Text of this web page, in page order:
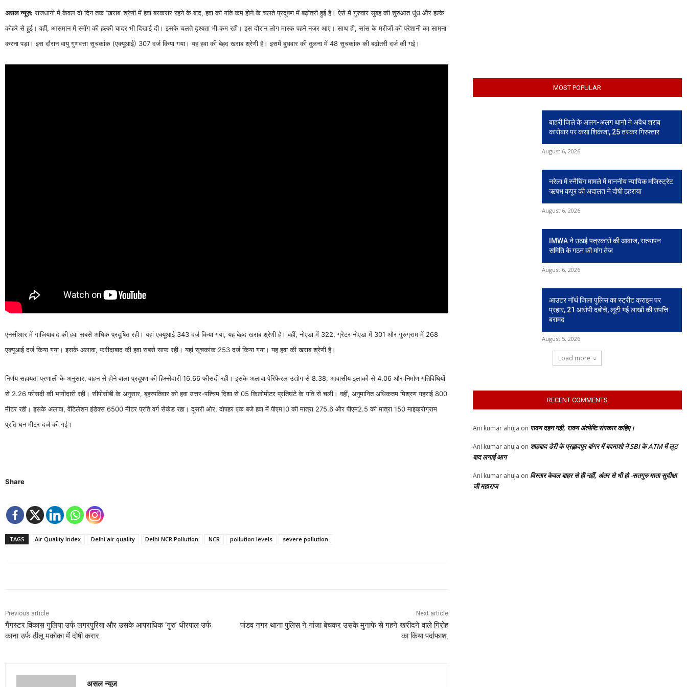
असल न्यूज़: राजधानी में केवल दो दिन तक ‘खराब’ श्रेणी में हवा बरकरार रहने के बाद, हवा की गति कम होने के चलते प्रदूषण में बढ़ोतरी हुई है। ऐसे में गुरुवार सुबह की शुरुआत धुंध और हल्के
कोहरे से हुई। वहीं, आसमान में स्मॉग की हल्की चादर भी दिखाई दी। इसके चलते दृश्यता भी कम रही। इस दौरान लोग मास्क पहने नजर आए। साथ ही, सांस के मरीजों को परेशानी का सामना
करना पड़ा। इस दौरान वायु गुणवत्ता सूचकांक (एक्यूआई) 307 दर्ज किया गया। यह हवा की बेहद खराब श्रेणी है। इसमें बुधवार की तुलना में 48 सूचकांक की बढ़ोतरी दर्ज की गई।
एनसीआर में गाजियाबाद की हवा सबसे अधिक प्रदूषित रही। यहां एक्यूआई 343 दर्ज किया गया, यह बेहद खराब श्रेणी है। वहीं, नोएडा में 322, ग्रेटर नोएडा में 301 और गुरुग्राम में 268
एक्यूआई दर्ज किया गया। इसके अलावा, फरीदाबाद की हवा सबसे साफ रही। यहां सूचकांक 253 दर्ज किया गया। यह हवा की खराब श्रेणी है।
निर्णय सहायता प्रणाली के अनुसार, वाहन से होने वाला प्रदूषण की हिस्सेदारी 16.66 फीसदी रही। इसके अलावा पेरिफेरल उद्योग से 8.38, आवासीय इलाकों से 4.06 और निर्माण गतिविधियों
से 2.26 फीसदी की भागीदारी रही। सीपीसीबी के अनुसार, बृहस्पतिवार को हवा उत्तर-पश्चिम दिशा से 05 किलोमीटर प्रतिघंटे के गति से चली। वहीं, अनुमानित अधिकतम मिश्रण गहराई 800
मीटर रही। इसके अलावा, वेंटिलेशन इंडेक्स 6500 मीटर प्रति वर्ग सेकंड रहा। दूसरी ओर, दोपहर एक बजे हवा में पीएम10 की मात्रा 275.6 और पीएम2.5 की मात्रा 150 माइक्रोग्राम
प्रति घन मीटर दर्ज की गई।
Share
TAGS Air Quality Index Delhi air quality Delhi NCR Pollution NCR pollution levels severe pollution
Previous article
गैंगस्टर विकास गुलिया उर्फ लगरपुरिया और उसके आपराधिक ‘गुरु’ धीरपाल उर्फ
काना उर्फ ढीलू मकोका में दोषी करार.
Next article
पांडव नगर थाना पुलिस ने गांजा बेचकर उसके मुनाफे से गहने खरीदने वाले गिरोह
का किया पर्दाफाश.
असल न्यूज
MOST POPULAR
बाहरी जिले के अलग-अलग थानो ने अवैध शराब
कारोबार पर कसा शिकंजा, 25 तस्कर गिरफ्तार
August 6, 2026
नरेला में स्नैचिंग मामले में माननीय न्यायिक मजिस्ट्रेट
ऋषभ कपूर की अदालत ने दोषी ठहराया
August 6, 2026
IMWA ने उठाई पत्रकारों की आवाज, सत्यापन
समिति के गठन की मांग तेज
August 6, 2026
आउटर नॉर्थ जिला पुलिस का स्ट्रीट क्राइम पर
प्रहार, 21 आरोपी दबोचे, लूटी गई लाखों की संपत्ति
बरामद
August 5, 2026
Load more
RECENT COMMENTS
Ani kumar ahuja on रावण दहन नही, रावण अंत्येष्टि संस्कार कहिए।
Ani kumar ahuja on शाहबाद डेरी के प्रह्लादपुर बांगर में बदमाशो ने SBI के ATM में लूट
बाद लगाई आग
Ani kumar ahuja on विस्तार केवल बाहर से ही नहीं, अंतर से भी हो -सतगुरु माता सुदीक्षा
जी महाराज